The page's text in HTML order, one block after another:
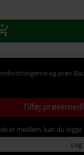
og prøv
Tilføj
er medlem, kan du logge
Log